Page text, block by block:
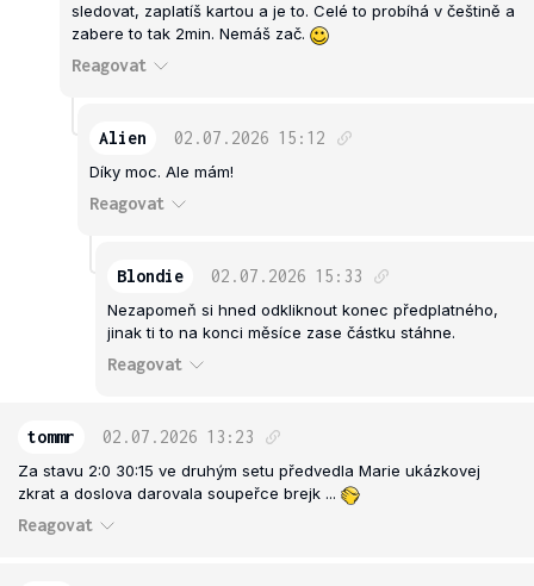
sledovat, zaplatíš kartou a je to. Celé to probíhá v češtině a
zabere to tak 2min. Nemáš zač.
Reagovat
Alien 02.07.2026 15:12
Díky moc. Ale mám!
Reagovat
Blondie 02.07.2026 15:33
Nezapomeň si hned odkliknout konec předplatného,
jinak ti to na konci měsíce zase částku stáhne.
Reagovat
tommr 02.07.2026 13:23
Za stavu 2:0 30:15 ve druhým setu předvedla Marie ukázkovej
zkrat a doslova darovala soupeřce brejk ...
Reagovat